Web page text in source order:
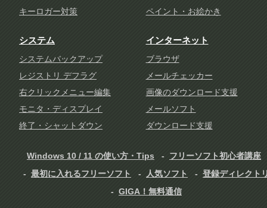
キーロガー対策 ペイント・お絵かき
システム
システムバックアップ
レジストリ デフラグ
右クリックメニュー編集
モニタ・ディスプレイ
終了・シャットダウン
インターネット
ブラウザ
メールチェッカー
画像のダウンロード支援
メールソフト
ダウンロード支援
Windows 10 / 11 の使い方・Tips
フリーソフト初心者講座
最初に入れるフリーソフト
人気ソフト
登録ディレクト
GIGA！無料通信